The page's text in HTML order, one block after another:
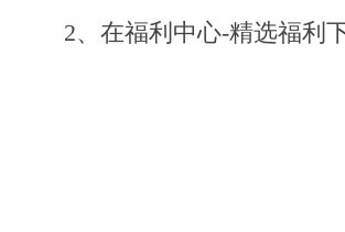
2、在福利中心-精选福利